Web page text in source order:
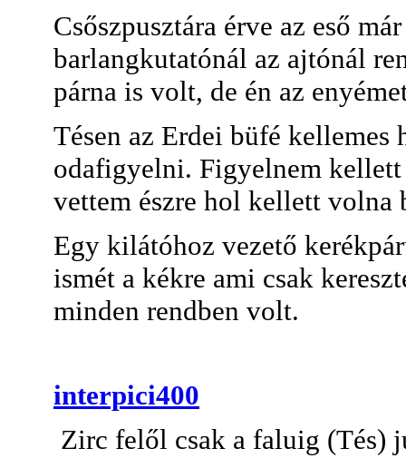
Csőszpusztára érve az eső
barlangkutatónál az ajtónál
párna is volt, de én az
Tésen az Erdei büfé kellemes
odafigyelni. Figyelnem kellett
vettem észre hol kellett volna
Egy kilátóhoz vezető
ismét a kékre ami csak
minden rendben volt.
interpici400
Zirc felől csak a faluig (Tés)